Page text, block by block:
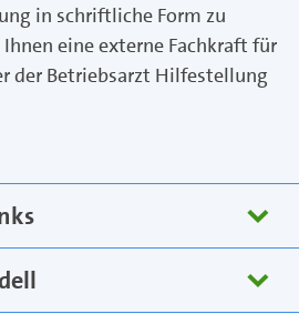
in schriftliche Form zu
eine externe Fachkraft für
der Betriebsarzt Hilfestellung